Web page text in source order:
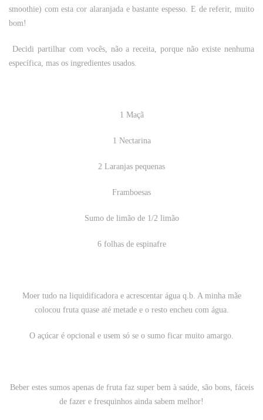
smoothie) com esta cor alaranjada e bastante espesso. E de referir, muito
bom!
Decidi partilhar com vocês, não a receita, porque não existe nenhuma
específica, mas os ingredientes usados.
1 Maçã
1 Nectarina
2 Laranjas pequenas
Framboesas
Sumo de limão de 1/2 limão
6 folhas de espinafre
Moer tudo na liquidificadora e acrescentar água q.b. A minha mãe
colocou fruta quase até metade e o resto encheu com água.
O açúcar é opcional e usem só se o sumo ficar muito amargo.
Beber estes sumos apenas de fruta faz super bem à saúde, são bons, fáceis
de fazer e fresquinhos ainda sabem melhor!